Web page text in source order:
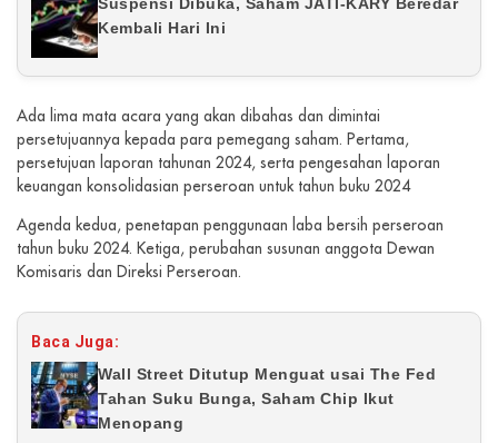
Kembali Hari Ini
Ada lima mata acara yang akan dibahas dan dimintai
persetujuannya kepada para pemegang saham. Pertama,
persetujuan laporan tahunan 2024, serta pengesahan laporan
keuangan konsolidasian perseroan untuk tahun buku 2024
Agenda kedua, penetapan penggunaan laba bersih perseroan
tahun buku 2024. Ketiga, perubahan susunan anggota Dewan
Komisaris dan Direksi Perseroan.
Baca Juga:
Wall Street Ditutup Menguat usai The Fed
Tahan Suku Bunga, Saham Chip Ikut
Menopang